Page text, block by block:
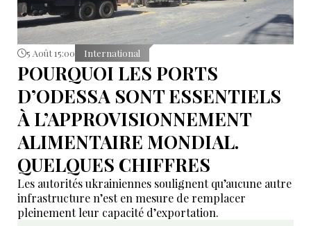
5 Août 15:00 International
POURQUOI LES PORTS
D’ODESSA SONT ESSENTIELS
À L’APPROVISIONNEMENT
ALIMENTAIRE MONDIAL.
QUELQUES CHIFFRES
Les autorités ukrainiennes soulignent qu’aucune autre
infrastructure n’est en mesure de remplacer
pleinement leur capacité d’exportation.